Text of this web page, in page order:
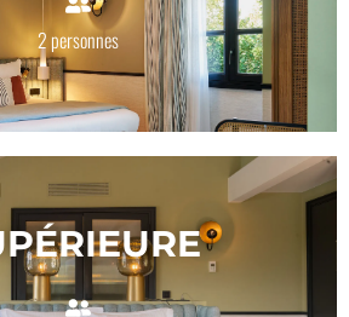
2 personnes